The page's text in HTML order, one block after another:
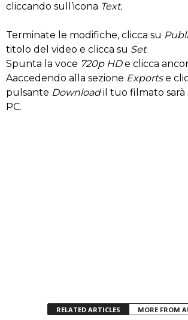
cliccando sull’icona Text.
Terminate le modifiche, clicca su
titolo del video e clicca su Set.
Spunta la voce 720p HDe clicca
Aaccedendo alla sezione Exportse
pulsante Downloadil tuo filmato sarà
PC.
RELATED ARTICLES MORE FROM